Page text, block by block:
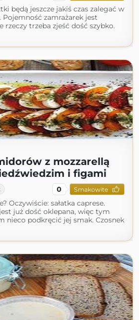
będą jeszcze jakiś czas zalegać w
Pojemność zamrażarek jest
rzeczy trzeba zjeść dość szybko.
z mozzarellą
i figami
0 Smakowite
Oczywiście: sałatka caprese.
już dość oklepana, więc tym
nieco podkręcić jej smak. Czosnek